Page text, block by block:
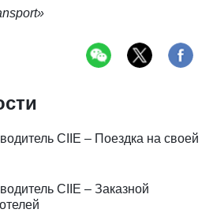
CIIE – Поездка на своей
CIIE – Заказной